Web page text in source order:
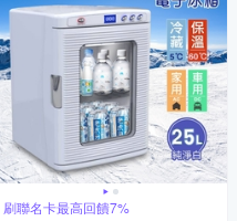
刷聯名卡最高回饋7%